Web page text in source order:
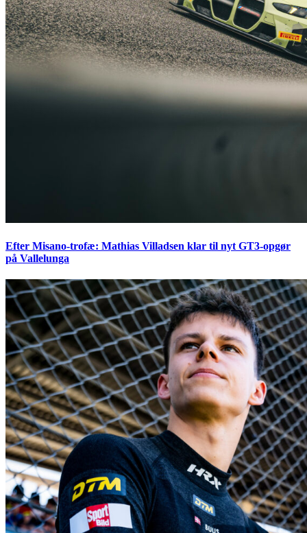
Efter Misano-trofæ: Mathias Villadsen klar til nyt GT3-opgør
på Vallelunga